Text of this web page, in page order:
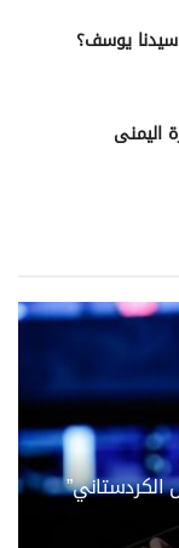
يوسف؟
اليمنى
الكردستاني”